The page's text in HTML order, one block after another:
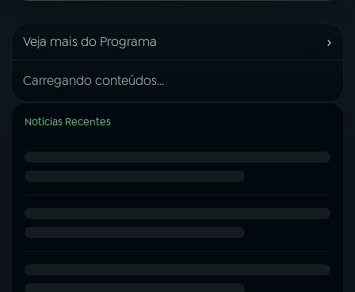
Veja mais do Programa ›
Carregando conteúdos...
Notícias Recentes